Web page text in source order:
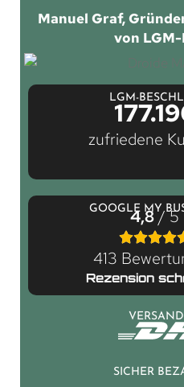
Manuel Graf,
von
LGM-
zufriedene
GOOGLE MY
4,8/ 5
413
Rezension
SICHER